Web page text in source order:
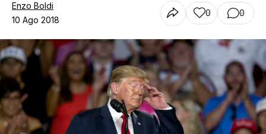
Enzo Boldi
10 Ago 2018
0 0